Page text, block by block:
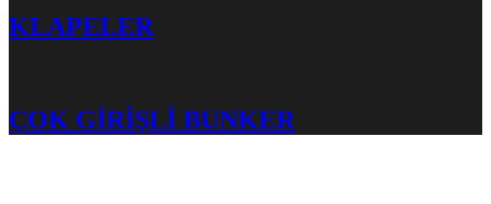
KLAPELER
ÇOK GİRİŞLİ BUNKER